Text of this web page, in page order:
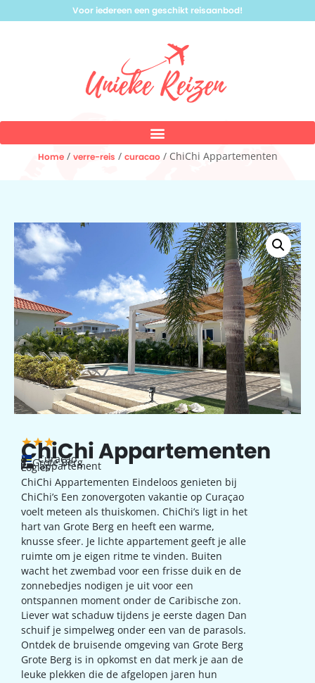
Voor iedereen een geschikt reisaanbod!
Home/ verre-reis / curacao/ ChiChi Appartementen
ChiChi Appartementen
Curaçao
Grote Berg
appartement
Logies
ChiChi Appartementen Eindeloos genieten bij
ChiChi’s Een zonovergoten vakantie op Curaçao
voelt meteen als thuiskomen. ChiChi’s ligt in het
hart van Grote Berg en heeft een warme,
knusse sfeer. Je lichte appartement geeft je alle
ruimte om je eigen ritme te vinden. Buiten
wacht het zwembad voor een frisse duik en de
zonnebedjes nodigen je uit voor een
ontspannen moment onder de Caribische zon.
Liever wat schaduw tijdens je eerste dagen Dan
schuif je simpelweg onder een van de parasols.
Ontdek de bruisende omgeving van Grote Berg
Grote Berg is in opkomst en dat merk je aan de
leuke plekken die de afgelopen jaren hun